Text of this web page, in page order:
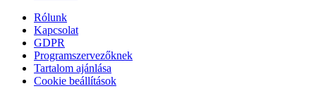
Rólunk
Kapcsolat
GDPR
Programszervezőknek
Tartalom ajánlása
Cookie beállítások